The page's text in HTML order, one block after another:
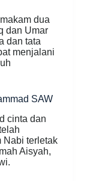
dua
dan Umar
dan tata
menjalani
SAW
cinta dan
Nabi terletak
Aisyah,